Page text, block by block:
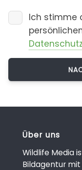
Ich stimme
Über uns
Wildlife Media
Bildagentur mit